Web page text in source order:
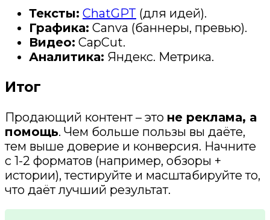
Тексты: ChatGPT (для идей).
Графика: Canva (баннеры, превью).
Видео: CapCut.
Аналитика: Яндекс. Метрика.
Итог
Продающий контент – это не реклама, а
помощь. Чем больше пользы вы даёте,
тем выше доверие и конверсия. Начните
с 1-2 форматов (например, обзоры +
истории), тестируйте и масштабируйте то,
что даёт лучший результат.